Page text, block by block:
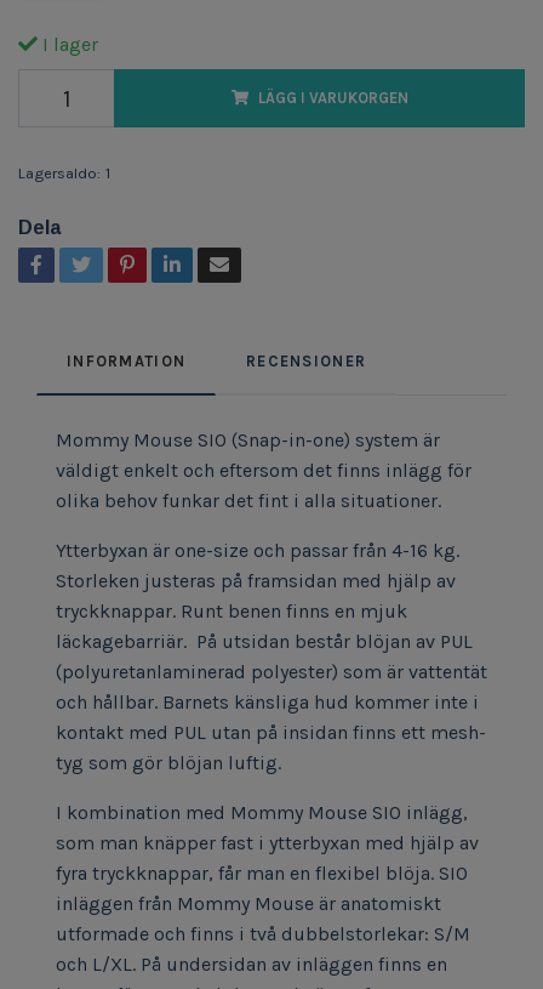
I lager
LÄGG I VARUKORGEN
Lagersaldo: 1
Dela
INFORMATION RECENSIONER
Mommy Mouse SIO (Snap-in-one) system är
väldigt enkelt och eftersom det finns inlägg för
olika behov funkar det fint i alla situationer.
Ytterbyxan är one-size och passar från 4-16 kg.
Storleken justeras på framsidan med hjälp av
tryckknappar. Runt benen finns en mjuk
läckagebarriär. På utsidan består blöjan av PUL
(polyuretanlaminerad polyester) som är vattentät
och hållbar. Barnets känsliga hud kommer inte i
kontakt med PUL utan på insidan finns ett mesh-
tyg som gör blöjan luftig.
I kombination med Mommy Mouse SIO inlägg,
som man knäpper fast i ytterbyxan med hjälp av
fyra tryckknappar, får man en flexibel blöja. SIO
inläggen från Mommy Mouse är anatomiskt
utformade och finns i två dubbelstorlekar: S/M
och L/XL. På undersidan av inläggen finns en